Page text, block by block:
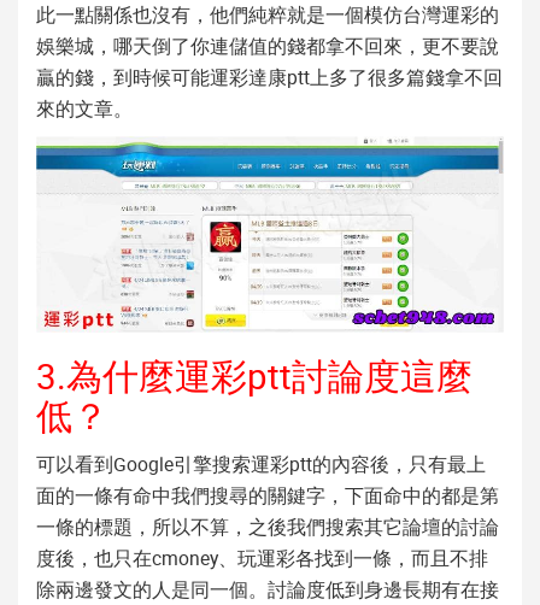
此一點關係也沒有，他們純粹就是一個模仿台灣運彩的
娛樂城，哪天倒了你連儲值的錢都拿不回來，更不要說
贏的錢，到時候可能運彩達康ptt上多了很多篇錢拿不回
來的文章。
3.為什麼運彩ptt討論度這麼
低？
可以看到Google引擎搜索運彩ptt的內容後，只有最上
面的一條有命中我們搜尋的關鍵字，下面命中的都是第
一條的標題，所以不算，之後我們搜索其它論壇的討論
度後，也只在cmoney、玩運彩各找到一條，而且不排
除兩邊發文的人是同一個。討論度低到身邊長期有在接